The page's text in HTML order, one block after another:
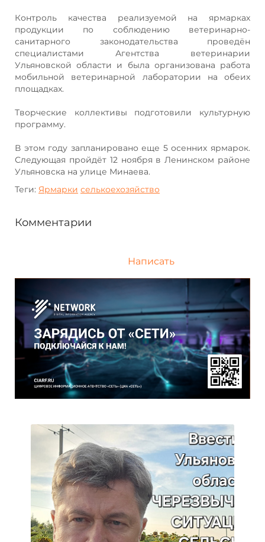
Контроль качества реализуемой на ярмарках
продукции по соблюдению ветеринарно-
санитарного законодательства проведён
специалистами Агентства ветеринарии
Ульяновской области и была организована работа
мобильной ветеринарной лаборатории на обеих
площадках.
Творческие коллективы подготовили культурную
программу.
В этом году запланировано еще 5 осенних ярмарок.
Следующая пройдёт 12 ноября в Ленинском районе
Ульяновска на улице Минаева.
Теги: Ярмарки селькоехозяйство
Комментарии
Написать